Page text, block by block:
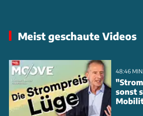
Meist geschaute Videos
48:46
sonst